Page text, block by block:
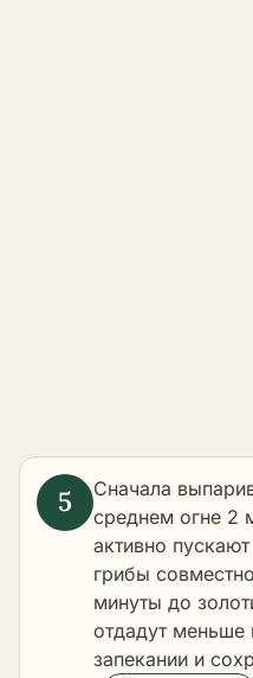
Сначала
среднем огне 2
активно
грибы
минуты до
отдадут
запекании и